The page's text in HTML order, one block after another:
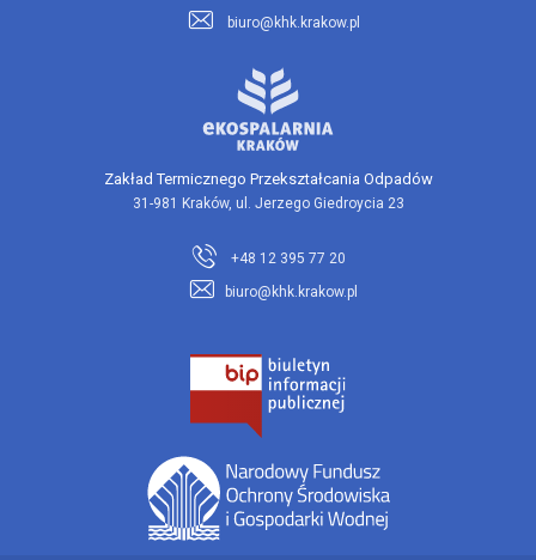
biuro@khk.krakow.pl
Zakład Termicznego Przekształcania Odpadów
31-981 Kraków, ul. Jerzego Giedroycia 23
+48 12 395 77 20
biuro@khk.krakow.pl